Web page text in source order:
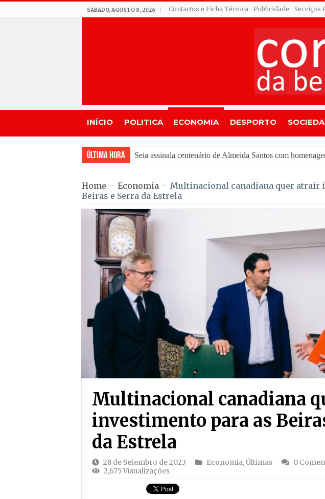
SÁBADO, AGOSTO 8, 2026 Contactos e Ficha Técnica Publicidade Serviços
INÍCIO POLITICA ECONOMIA DESPORTO
Última Hora Incêndio em Fornos de Alg
Home - Economia - Multinacional canadiana quer atrair
Beiras e Serra da Estrela
Multinacional canadiana
investimento para as
da Estrela
28 de Setembro de 2023 Economia,Últimas
0
2,675 Visualizações